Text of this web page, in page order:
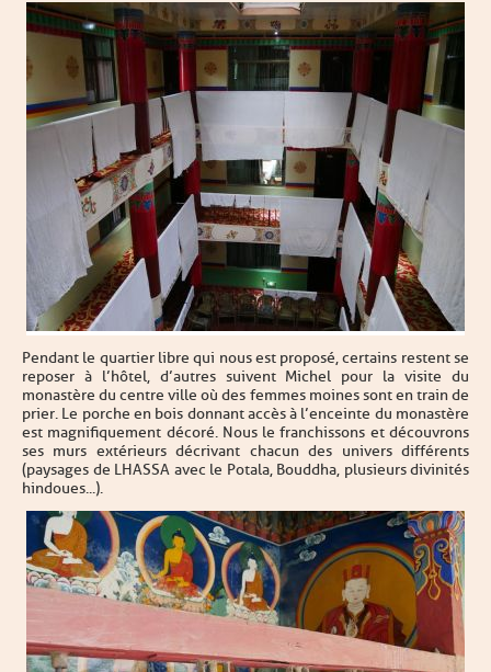
Pendant le quartier libre qui nous est proposé, certains restent se
reposer à l’hôtel, d’autres suivent Michel pour la visite du
monastère du centre ville où des femmes moines sont en train de
prier. Le porche en bois donnant accès à l’enceinte du monastère
est magnifiquement décoré. Nous le franchissons et découvrons
ses murs extérieurs décrivant chacun des univers différents
(paysages de LHASSA avec le Potala, Bouddha, plusieurs divinités
hindoues...).